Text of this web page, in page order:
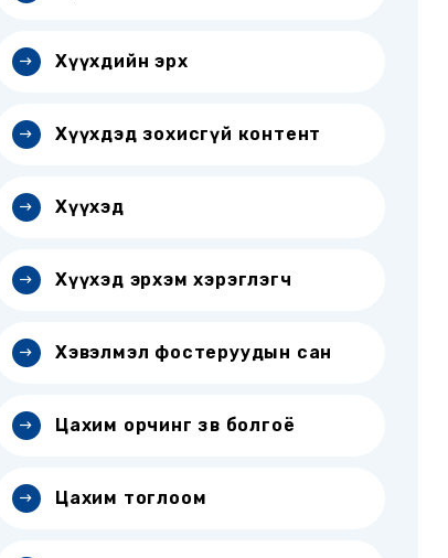
Хүүхдийн эрх
Хүүхдэд зохисгүй контент
Хүүхэд
Хүүхэд эрхэм хэрэглэгч
Хэвэлмэл фостеруудын сан
Цахим орчинг зөв болгоё
Цахим тоглоом